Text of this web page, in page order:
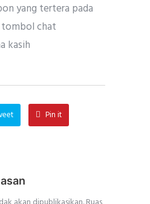
yang tertera pada
chat
kasih
Pin it